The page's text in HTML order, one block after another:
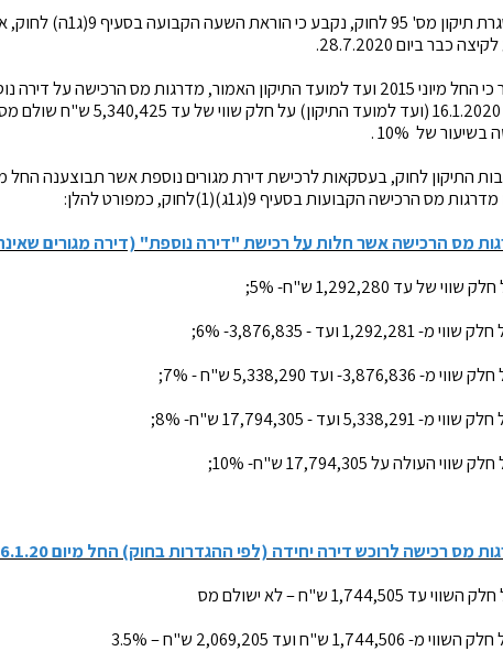
כבר ביום 28.7.2020.
בשיעור של 10% .
מס הרכישה הקבועות בסעיף 9(ג1ג)(1)לחוק, כמפורט להלן:
מס הרכישה אשר חלות על רכישת "דירה נוספת" (דירה מגורים
מס רכישה לרוכש דירה יחידה (לפי ההגדרות בחוק) החל מיום 16.1.20 ועד ליום 15.1.21